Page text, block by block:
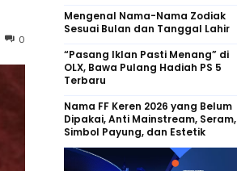
0
Mengenal Nama-Nama Zodiak
Sesuai Bulan dan Tanggal Lahir
“Pasang Iklan Pasti Menang” di
OLX, Bawa Pulang Hadiah PS 5
Terbaru
Nama FF Keren 2026 yang Belum
Dipakai, Anti Mainstream, Seram,
Simbol Payung, dan Estetik